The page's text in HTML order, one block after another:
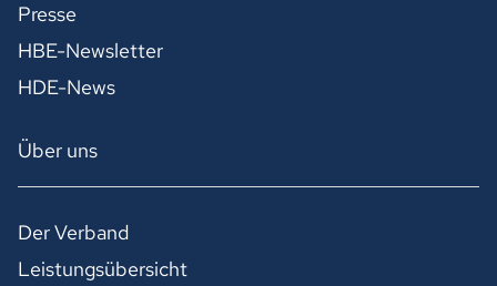
Presse
HBE-Newsletter
HDE-News
Über uns
Der Verband
Leistungsübersicht